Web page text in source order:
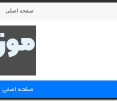
صفحه اصلی
صفحه اصلی